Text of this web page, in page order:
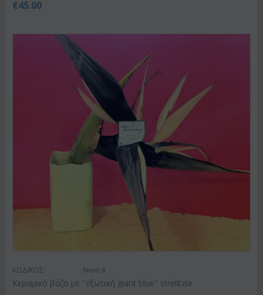
€45.00
ΚΩΔΙΚΟΣ: Newc4
Κεραμικό βάζο με "εξωτική giant blue" strelitzia